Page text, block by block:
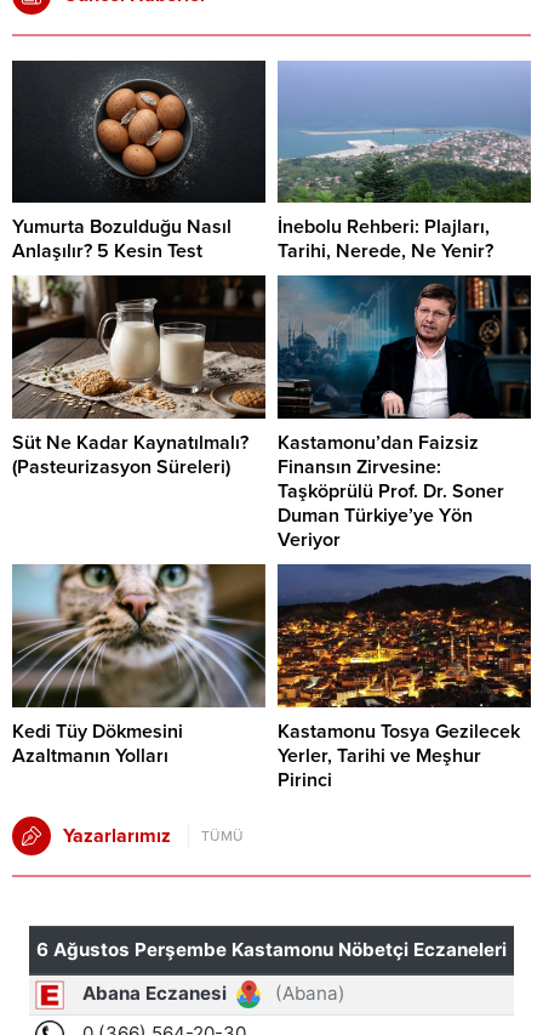
Yumurta Bozulduğu Nasıl
Anlaşılır? 5 Kesin Test
İnebolu Rehberi: Plajları,
Tarihi, Nerede, Ne Yenir?
Süt Ne Kadar Kaynatılmalı?
(Pasteurizasyon Süreleri)
Kastamonu’dan Faizsiz
Finansın Zirvesine:
Taşköprülü Prof. Dr. Soner
Duman Türkiye’ye Yön
Veriyor
Kedi Tüy Dökmesini
Azaltmanın Yolları
Kastamonu Tosya Gezilecek
Yerler, Tarihi ve Meşhur
Pirinci
Yazarlarımız TÜMÜ